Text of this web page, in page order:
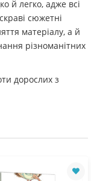
й легко, адже всі
сюжетні
матеріалу, а й
різноманітних
дорослих з